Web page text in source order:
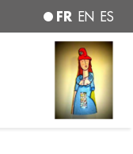
FR EN ES